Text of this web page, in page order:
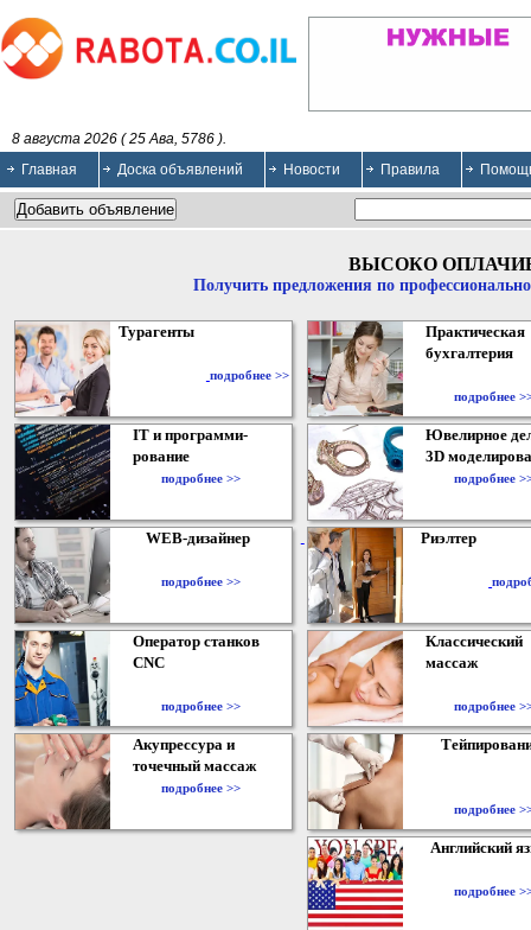
8 августа 2026 ( 25 Ава, 5786 ).
Главная
Доска объявлений Новости Правила
ВЫСОКО
Получить предложения по
Турагенты
подробнее >>
Практическая
бухгалтерия
подробнее
IT и программи-
рование
подробнее >>
Ювелирное
3D
подробнее
WEB-дизайнер
подробнее >>
Риэлтер
Оператор станков
CNC
подробнее >>
Классический
массаж
подробнее
Акупрессура и
точечный массаж
подробнее >>
подробнее
Английский
подробнее